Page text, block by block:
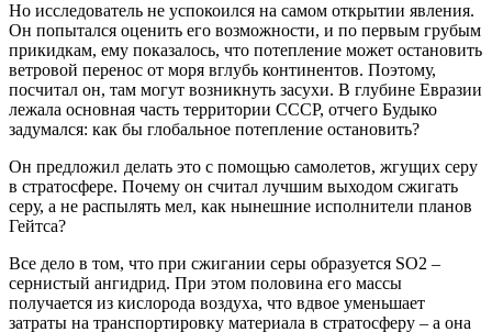
Но исследователь не успокоился на самом открытии явления.
Он попытался оценить его возможности, и по первым грубым
прикидкам, ему показалось, что потепление может остановить
ветровой перенос от моря вглубь континентов. Поэтому,
посчитал он, там могут возникнуть засухи. В глубине Евразии
лежала основная часть территории СССР, отчего Будыко
задумался: как бы глобальное потепление остановить?
Он предложил делать это с помощью самолетов, жгущих серу
в стратосфере. Почему он считал лучшим выходом сжигать
серу, а не распылять мел, как нынешние исполнители планов
Гейтса?
Все дело в том, что при сжигании серы образуется SO2 –
сернистый ангидрид. При этом половина его массы
получается из кислорода воздуха, что вдвое уменьшает
затраты на транспортировку материала в стратосферу – а она